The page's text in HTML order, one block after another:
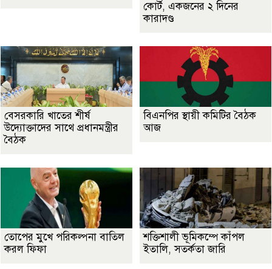
কোর্ট, একজনের ২ দিনের
কারাদণ্ড
বেসরকারি খাতের শীর্ষ
উদ্যোক্তাদের সাথে প্রধানমন্ত্রীর
বৈঠক
বিএনপির স্থায়ী কমিটির বৈঠক
আজ
তোপের মুখে পরিকল্পনা বাতিল
করল ফিফা
শক্তিশালী ভূমিকম্পে কাঁপল
ইতালি, সতর্কতা জারি